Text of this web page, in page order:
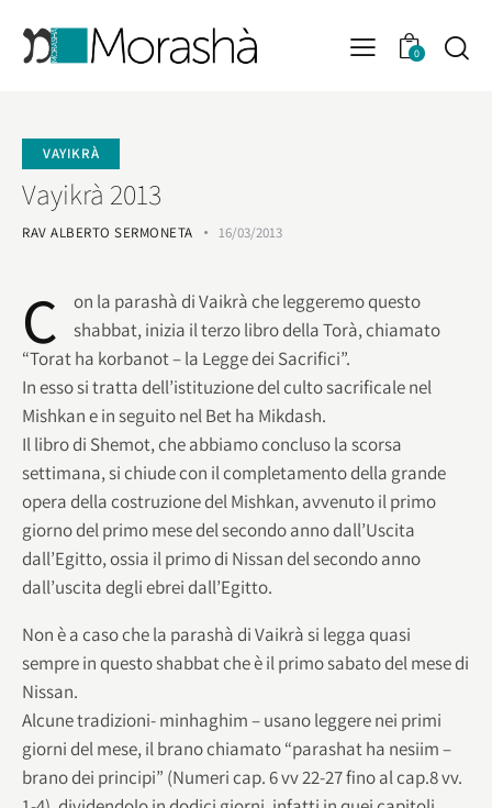
0
VAYIKRÀ
Vayikrà 2013
RAV ALBERTO SERMONETA 16/03/2013
C
on la parashà di Vaikrà che leggeremo questo
shabbat, inizia il terzo libro della Torà, chiamato
“Torat ha korbanot – la Legge dei Sacrifici”.
In esso si tratta dell’istituzione del culto sacrificale nel
Mishkan e in seguito nel Bet ha Mikdash.
Il libro di Shemot, che abbiamo concluso la scorsa
settimana, si chiude con il completamento della grande
opera della costruzione del Mishkan, avvenuto il primo
giorno del primo mese del secondo anno dall’Uscita
dall’Egitto, ossia il primo di Nissan del secondo anno
dall’uscita degli ebrei dall’Egitto.
Non è a caso che la parashà di Vaikrà si legga quasi
sempre in questo shabbat che è il primo sabato del mese di
Nissan.
Alcune tradizioni- minhaghim – usano leggere nei primi
giorni del mese, il brano chiamato “parashat ha nesiim –
brano dei principi” (Numeri cap. 6 vv 22-27 fino al cap.8 vv.